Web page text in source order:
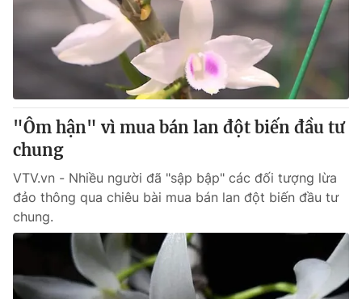
® Cấm sao chép dưới mọi hình thức nếu không có sự chấp
thuận bằng văn bản. Ghi rõ nguồn VTV.vn khi phát hành lại
thông tin từ website này.
"Ôm hận" vì mua bán lan đột biến đầu tư
chung
VTV.vn - Nhiều người đã "sập bập" các đối tượng lừa
đảo thông qua chiêu bài mua bán lan đột biến đầu tư
chung.